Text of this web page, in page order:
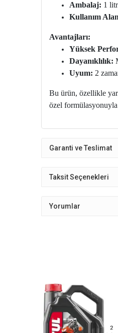
Ambalaj: 1
Kullanım
Avantajları:
Yüksek
Dayanıklılık:
Uyum: 2
Bu ürün, özellikle
özel formülasyonuyla
Garanti ve Teslimat
Taksit Seçenekleri
Yorumlar